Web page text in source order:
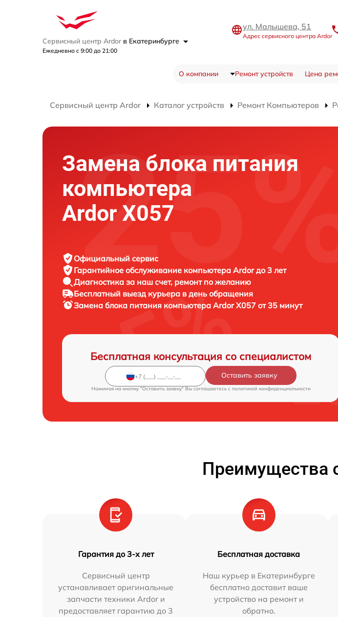
Сервисный центр Ardor в Екатеринбурге
Ежедневно с 9:00 до 21:00
ул. Малышева, 51
Адрес сервисного центра Ardor
О компании Ремонт устройств Цена
Сервисный центр Ardor Каталог устройств Ремонт Компьютеров
Замена блока питания
компьютера
Ardor X057
Официальный сервис
Гарантийное обслуживание компьютера Ardor до 3 лет
Диагностика за наш счет, ремонт по желанию
Бесплатный выезд курьера в день обращения
Замена блока питания компьютера Ardor X057 от 35 минут
Бесплатная консультация со специалистом
Оставить заявку
Нажимая на кнопку "Оставить заявку" Вы соглашаетесь c политикой конфиденциальности
Преимущества
Гарантия до 3-х лет
Сервисный центр
устанавливает оригинальные
запчасти техники Ardor и
предоставляет гарантию до 3
Бесплатная доставка
Наш курьер в Екатеринбурге
бесплатно доставит ваше
устройство на ремонт и
обратно.